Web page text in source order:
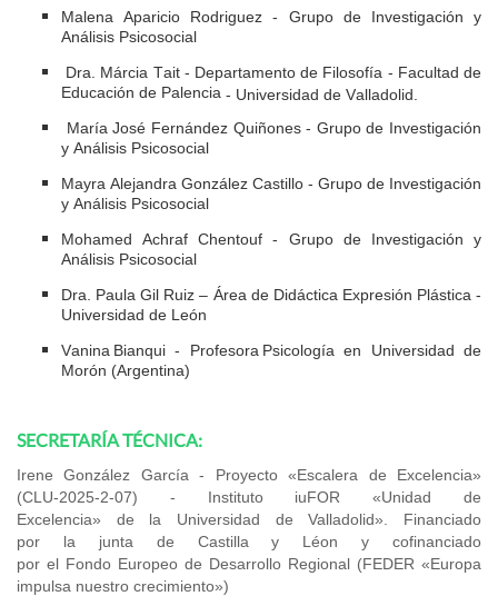
Malena Aparicio Rodriguez - Grupo de Investigación y
Análisis Psicosocial
Dra. Márcia Tait- Departamento de Filosofía - Facultad de
Educación de Palencia - Universidad de Valladolid.
María José Fernández Quiñones- Grupo de Investigación
y Análisis Psicosocial
Mayra Alejandra González Castillo - Grupo de Investigación
y Análisis Psicosocial
Mohamed Achraf Chentouf - Grupo de Investigación y
Análisis Psicosocial
Dra. Paula Gil Ruiz – Área de Didáctica Expresión Plástica -
Universidad de León
Vanina Bianqui - Profesora Psicologíaen Universidad de
Morón (Argentina)
SECRETARÍA TÉCNICA:
Irene González García - Proyecto «Escalera de Excelencia»
(CLU-2025-2-07) - Instituto iuFOR «Unidad de
Excelencia» de la Universidad de Valladolid». Financiado
por la junta de Castilla y Léon y cofinanciado
por el Fondo Europeo de Desarrollo Regional (FEDER «Europa
impulsa nuestro crecimiento»)